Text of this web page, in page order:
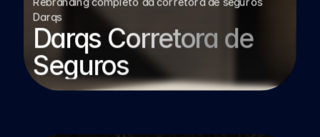
Darqs
Darqs Corretora de
Seguros